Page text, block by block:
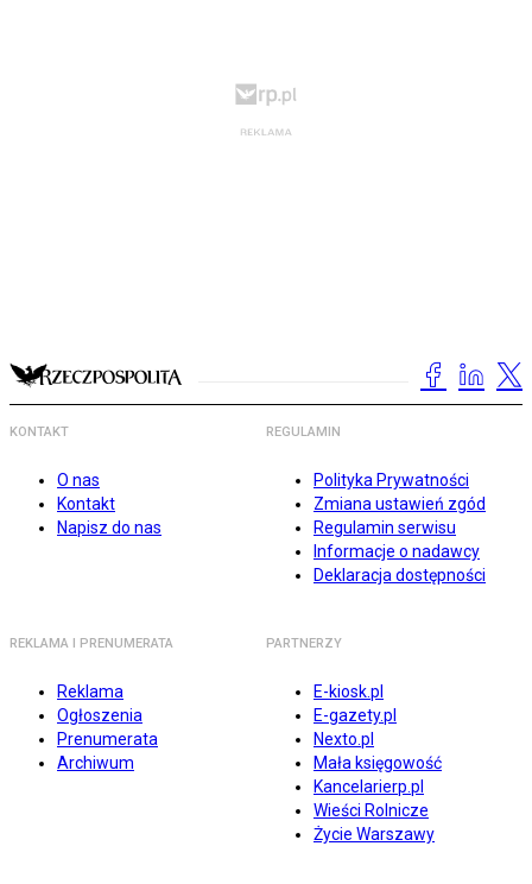
KONTAKT
O nas
Kontakt
Napisz do nas
REGULAMIN
Polityka Prywatności
Zmiana ustawień zgód
Regulamin serwisu
Informacje o nadawcy
Deklaracja dostępności
REKLAMA I PRENUMERATA
Reklama
Ogłoszenia
Prenumerata
Archiwum
PARTNERZY
E-kiosk.pl
E-gazety.pl
Nexto.pl
Mała księgowość
Kancelarierp.pl
Wieści Rolnicze
Życie Warszawy